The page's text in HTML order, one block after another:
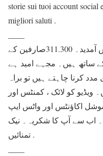
storie sui tuoi account social
migliori saluti .
ہیلو دوستو . میرے چینل میں خوش آمدید۔ 311.300صارفین کے
ساتھ ہیں۔ مجہے امید ہے
کرنا چاہتے ہیں تو براہ
کو لائک ، کمنٹس اور
سوشل اکاؤنٹس اور واٹس ایپ
اب سے آپ کا شکریہ۔ نیک
تمنائیں .